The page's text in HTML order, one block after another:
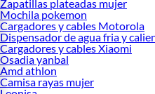
Zapatillas plateadas mujer
Mochila pokemon
Cargadores y cables Motorola
Dispensador de agua fria y
Cargadores y cables Xiaomi
Osadia yanbal
Amd athlon
Camisa rayas mujer